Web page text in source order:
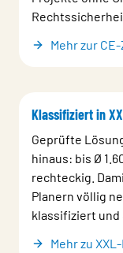
Mehr zur
Klassifiziert in
Geprüfte
hinaus: bis Ø
rechteckig.
Planern völlig
klassifiziert und
Mehr zu